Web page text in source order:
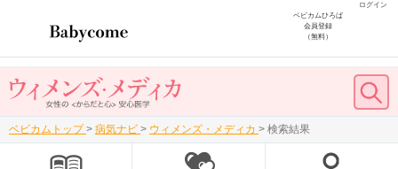
ログイン
ベビカムひろば
会員登録
（無料）
ベビカムトップ > 病気ナビ > ウィメンズ・メディカ > 検索結果